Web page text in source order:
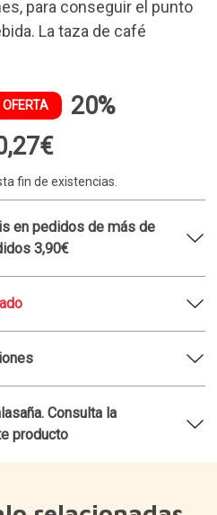
para conseguir el punto
La taza de café
OFERTA
20%
fin de existencias.
en pedidos de más de
3,90€
Consulta la
producto